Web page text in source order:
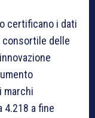
certificano i dati
consortile delle
marchi
a fine